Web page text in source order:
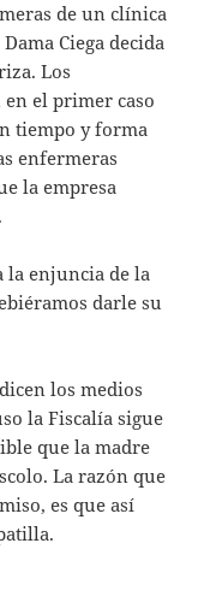
de un clínica
Ciega decida
Los
el primer caso
tiempo y forma
enfermeras
la empresa
la enjuncia de la
darle su
los medios
la Fiscalía sigue
que la madre
La razón que
es que así